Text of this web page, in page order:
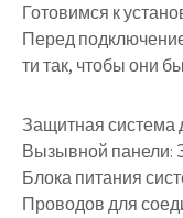
Готовимся к
Перед
ти так, чтобы они
Защитная система
Вызывной панели:
Блока питания
Проводов для